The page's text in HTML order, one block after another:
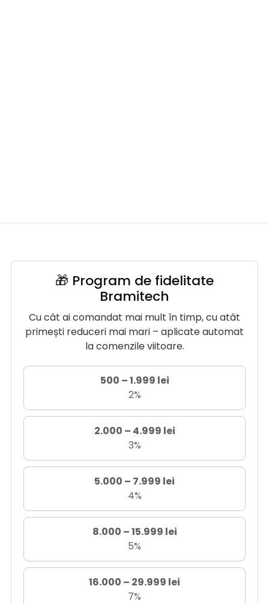
🎁 Program de fidelitate
Bramitech
Cu cât ai comandat mai mult în timp, cu atât
primești reduceri mai mari – aplicate automat
la comenzile viitoare.
500 – 1.999 lei
2%
2.000 – 4.999 lei
3%
5.000 – 7.999 lei
4%
8.000 – 15.999 lei
5%
16.000 – 29.999 lei
7%